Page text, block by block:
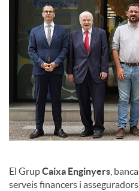
s
El GrupCaixa Enginyers ,
serveis financers i